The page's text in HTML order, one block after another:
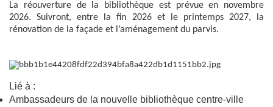
La réouverture de la bibliothèque est prévue en novembre
2026. Suivront, entre la fin 2026 et le printemps 2027, la
rénovation de la façade et l’aménagement du parvis.
Lié à :
Ambassadeurs de la nouvelle bibliothèque centre-ville